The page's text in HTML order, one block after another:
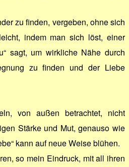
zu finden, vergeben, ohne sich
indem man sich löst, einer
sagt, um wirkliche Nähe durch
zu finden und der Liebe
von außen betrachtet, nicht
Stärke und Mut, genauso wie
kann auf neue Weise blühen.
so mein Eindruck, mit all ihren